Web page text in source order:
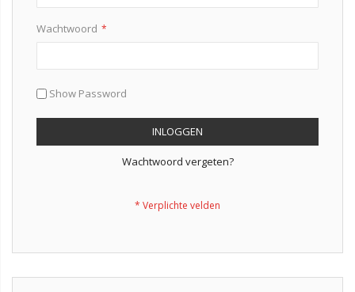
Wachtwoord
Show Password
INLOGGEN
Wachtwoord vergeten?